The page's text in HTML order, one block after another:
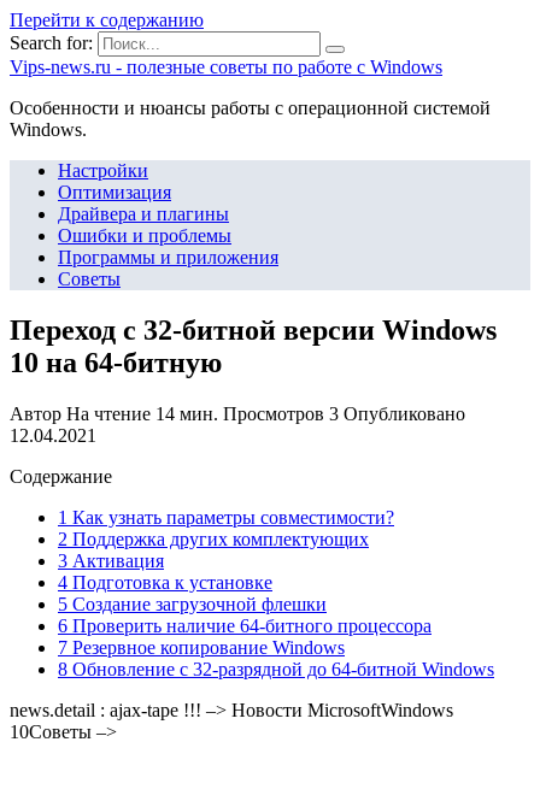
Перейти к содержанию
Search for:
Vips-news.ru - полезные советы по работе с Windows
Особенности и нюансы работы с операционной системой
Windows.
Настройки
Оптимизация
Драйвера и плагины
Ошибки и проблемы
Программы и приложения
Советы
Переход с 32-битной версии Windows
10 на 64-битную
Автор На чтение 14 мин. Просмотров 3 Опубликовано
12.04.2021
Содержание
1 Как узнать параметры совместимости?
2 Поддержка других комплектующих
3 Активация
4 Подготовка к установке
5 Создание загрузочной флешки
6 Проверить наличие 64-битного процессора
7 Резервное копирование Windows
8 Обновление с 32-разрядной до 64-битной Windows
news.detail : ajax-tape !!! –> Новости MicrosoftWindows
10Советы –>